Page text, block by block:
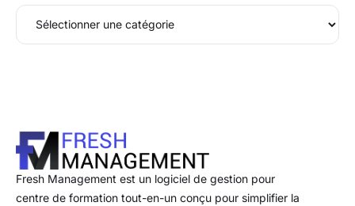
Fresh Management est un logiciel de gestion pour
centre de formation tout-en-un conçu pour simplifier la